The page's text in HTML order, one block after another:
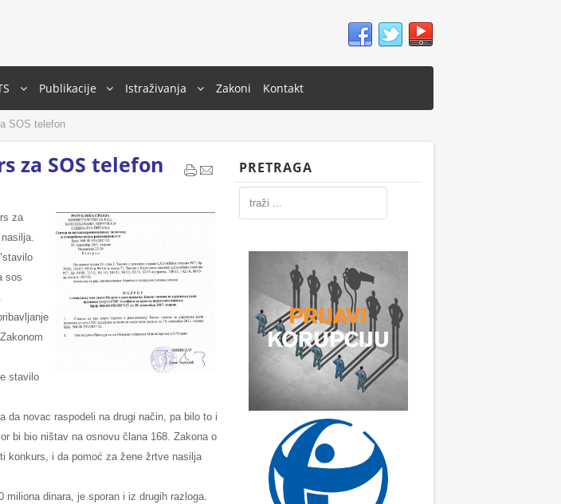
Publikacije Istraživanja Zakoni Kontakt
SOS telefon
za SOS telefon
za
sos
stavilo
da novac raspodeli na drugi način, pa bilo to i
bi bio ništav na osnovu člana 168. Zakona o
konkurs, i da pomoć za žene žrtve nasilja
dinara, je sporan i iz drugih razloga.
PRETRAGA